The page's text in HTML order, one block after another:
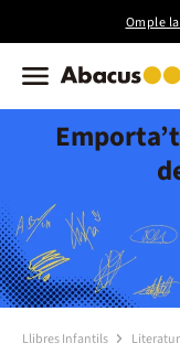
Omple
Llibres Infantils